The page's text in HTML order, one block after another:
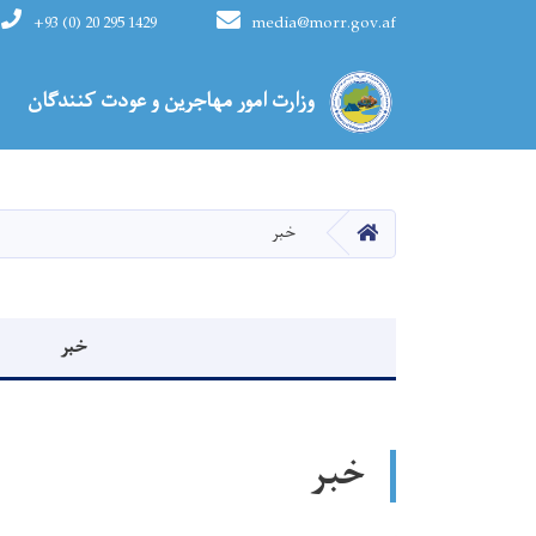
وزارت امور مهاجرین و عودت کنندگان
media@morr.gov.af
+93 (0) 20 295 1429
Main navigation
HOME خبر
خبر
خبر